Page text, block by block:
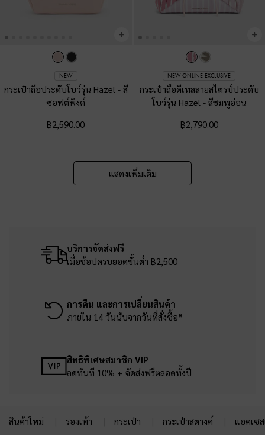
NEW
กระเป๋าถือประดับโบว์รุ่น Hazel - สี
ซอฟต์พิงค์
฿2,590.00
NEW ONLINE-EXCLUSIVE
กระเป๋าถือดีเทลลายสไตรป์ประดับ
โบว์รุ่น Hazel - สีชมพูอ่อน
฿2,790.00
แสดงเพิ่มเติม
บริการจัดส่งฟรี
เมื่อช้อปครบยอดขั้นต่ำ ฿2,500
การคืน และการเปลี่ยนสินค้า
ภายใน 14 วันนับจากวันที่สั่งซื้อ*
สิทธิพิเศษสมาชิก VIP
ลดทันที 10% + จัดส่งฟรีตลอดทั้งปี
สินค้าใหม่ รองเท้า กระเป๋า กระเป๋าสตางค์ แอคเซ